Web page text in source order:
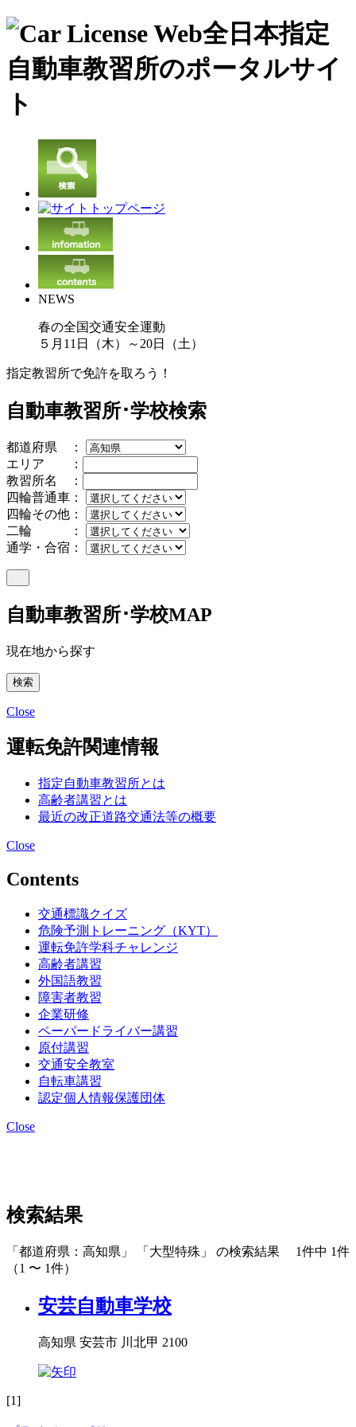
NEWS
春の全国交通安全運動
５月11日（木）～20日（土）
指定教習所で免許を取ろう！
自動車教習所･学校検索
都道府県 ：
エリア ：
教習所名 ：
四輪普通車：
四輪その他：
二輪 ：
通学・合宿：
自動車教習所･学校MAP
現在地から探す
Close
運転免許関連情報
指定自動車教習所とは
高齢者講習とは
最近の改正道路交通法等の概要
Close
Contents
交通標識クイズ
危険予測トレーニング（KYT）
運転免許学科チャレンジ
高齢者講習
外国語教習
障害者教習
企業研修
ペーパードライバー講習
原付講習
交通安全教室
自転車講習
認定個人情報保護団体
Close
検索結果
「都道府県：高知県」 「大型特殊」 の検索結果 1件中 1件
（1 〜 1件）
安芸自動車学校
高知県 安芸市 川北甲 2100
[1]